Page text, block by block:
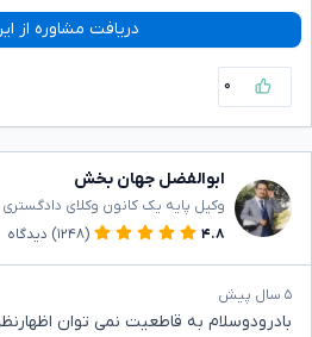
دریافت مشاوره از
۰
ابوالفضل جهان بخش
وکیل پایه یک کانون وکلای دادگستری
۴.۸
(۱۲۴۸) دیدگاه
۵ سال پیش
بادرودوسلام به قاطعیت نمی توان